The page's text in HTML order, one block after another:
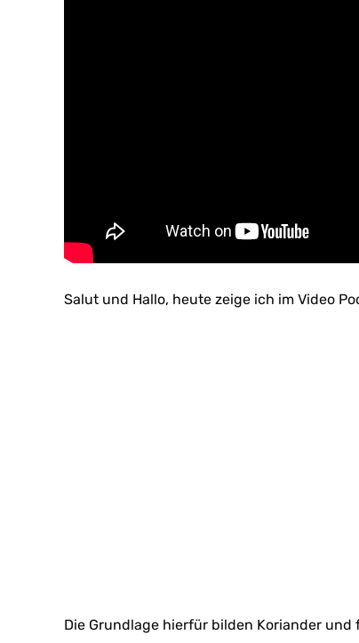
Salut und Hallo, heute zeige ich im Video
Die Grundlage hierfür bilden Koriander und